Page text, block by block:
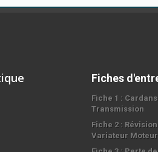
Fiches
Fiche 1 :
Transmission
Fiche 2 :
Variateur Moteur